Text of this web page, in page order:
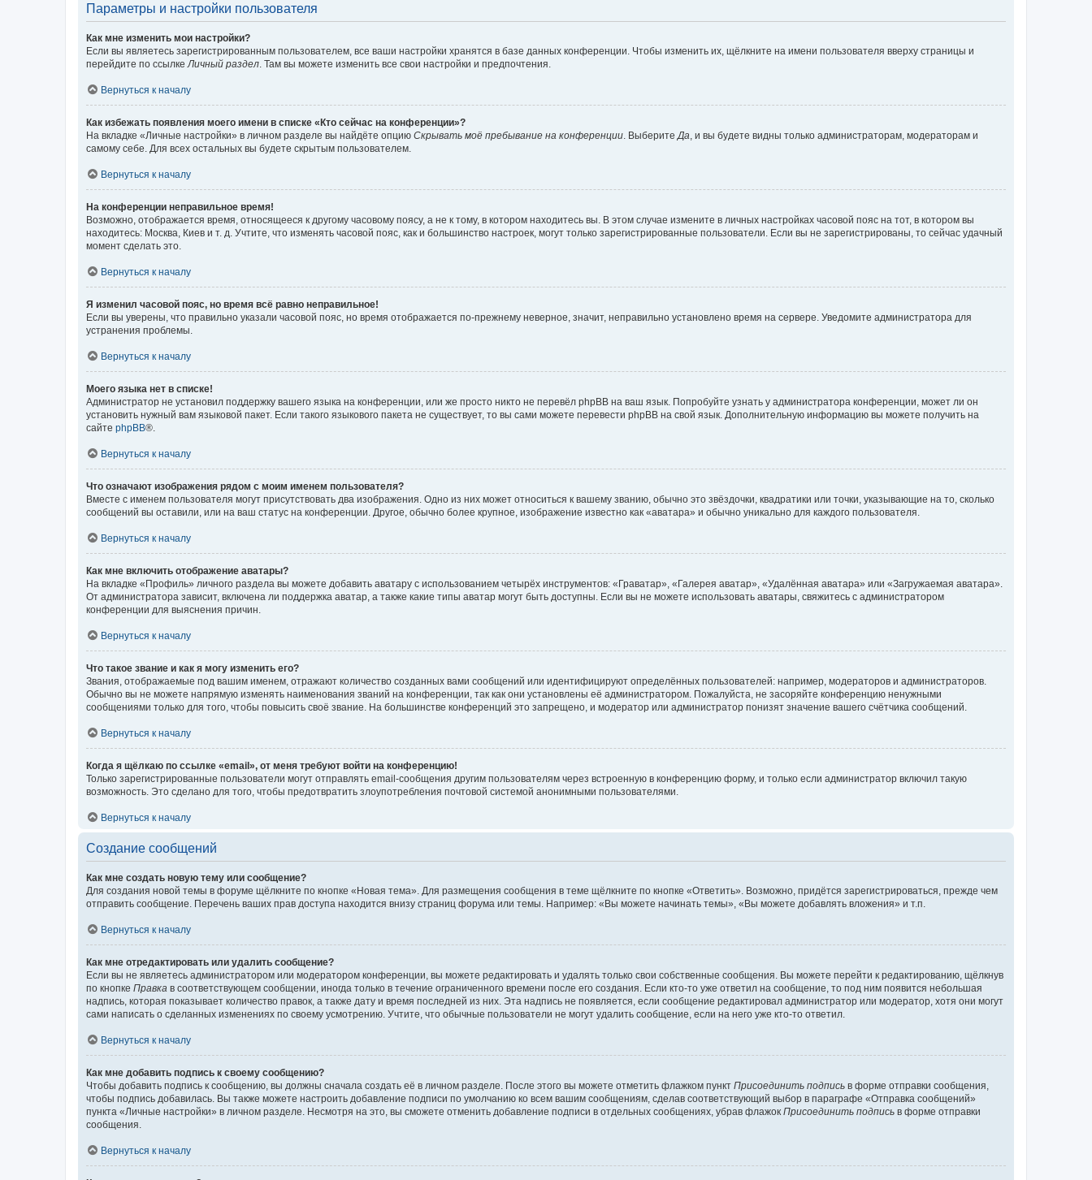
Параметры и настройки пользователя
Как мне изменить мои настройки?
Если вы являетесь зарегистрированным пользователем, все ваши настройки хранятся в базе данных конференции. Чтобы изменить их, щёлкните на имени пользователя вверху страницы и
перейдите по ссылке Личный раздел . Там вы можете изменить все свои настройки и предпочтения.
Вернуться к началу
Как избежать появления моего имени в списке «Кто сейчас на конференции»?
На вкладке «Личные настройки» в личном разделе вы найдёте опцию Скрывать моё пребывание на конференции . Выберите Да , и вы будете видны только администраторам, модераторам и
самому себе. Для всех остальных вы будете скрытым пользователем.
Вернуться к началу
На конференции неправильное время!
Возможно, отображается время, относящееся к другому часовому поясу, а не к тому, в котором находитесь вы. В этом случае измените в личных настройках часовой пояс на тот, в котором вы
находитесь: Москва, Киев и т. д. Учтите, что изменять часовой пояс, как и большинство настроек, могут только зарегистрированные пользователи. Если вы не зарегистрированы, то сейчас удачный
момент сделать это.
Вернуться к началу
Я изменил часовой пояс, но время всё равно неправильное!
Если вы уверены, что правильно указали часовой пояс, но время отображается по-прежнему неверное, значит, неправильно установлено время на сервере. Уведомите администратора для
устранения проблемы.
Вернуться к началу
Моего языка нет в списке!
Администратор не установил поддержку вашего языка на конференции, или же просто никто не перевёл phpBB на ваш язык. Попробуйте узнать у администратора конференции, может ли он
установить нужный вам языковой пакет. Если такого языкового пакета не существует, то вы сами можете перевести phpBB на свой язык. Дополнительную информацию вы можете получить на
сайте phpBB®.
Вернуться к началу
Что означают изображения рядом с моим именем пользователя?
Вместе с именем пользователя могут присутствовать два изображения. Одно из них может относиться к вашему званию, обычно это звёздочки, квадратики или точки, указывающие на то, сколько
сообщений вы оставили, или на ваш статус на конференции. Другое, обычно более крупное, изображение известно как «аватара» и обычно уникально для каждого пользователя.
Вернуться к началу
Как мне включить отображение аватары?
На вкладке «Профиль» личного раздела вы можете добавить аватару с использованием четырёх инструментов: «Граватар», «Галерея аватар», «Удалённая аватара» или «Загружаемая аватара».
От администратора зависит, включена ли поддержка аватар, а также какие типы аватар могут быть доступны. Если вы не можете использовать аватары, свяжитесь с администратором
конференции для выяснения причин.
Вернуться к началу
Что такое звание и как я могу изменить его?
Звания, отображаемые под вашим именем, отражают количество созданных вами сообщений или идентифицируют определённых пользователей: например, модераторов и администраторов.
Обычно вы не можете напрямую изменять наименования званий на конференции, так как они установлены её администратором. Пожалуйста, не засоряйте конференцию ненужными
сообщениями только для того, чтобы повысить своё звание. На большинстве конференций это запрещено, и модератор или администратор понизят значение вашего счётчика сообщений.
Вернуться к началу
Когда я щёлкаю по ссылке «email», от меня требуют войти на конференцию!
Только зарегистрированные пользователи могут отправлять email-сообщения другим пользователям через встроенную в конференцию форму, и только если администратор включил такую
возможность. Это сделано для того, чтобы предотвратить злоупотребления почтовой системой анонимными пользователями.
Вернуться к началу
Создание сообщений
Как мне создать новую тему или сообщение?
Для создания новой темы в форуме щёлкните по кнопке «Новая тема». Для размещения сообщения в теме щёлкните по кнопке «Ответить». Возможно, придётся зарегистрироваться, прежде чем
отправить сообщение. Перечень ваших прав доступа находится внизу страниц форума или темы. Например: «Вы можете начинать темы», «Вы можете добавлять вложения» и т.п.
Вернуться к началу
Как мне отредактировать или удалить сообщение?
Если вы не являетесь администратором или модератором конференции, вы можете редактировать и удалять только свои собственные сообщения. Вы можете перейти к редактированию, щёлкнув
по кнопке Правка в соответствующем сообщении, иногда только в течение ограниченного времени после его создания. Если кто-то уже ответил на сообщение, то под ним появится небольшая
надпись, которая показывает количество правок, а также дату и время последней из них. Эта надпись не появляется, если сообщение редактировал администратор или модератор, хотя они могут
сами написать о сделанных изменениях по своему усмотрению. Учтите, что обычные пользователи не могут удалить сообщение, если на него уже кто-то ответил.
Вернуться к началу
Как мне добавить подпись к своему сообщению?
Чтобы добавить подпись к сообщению, вы должны сначала создать её в личном разделе. После этого вы можете отметить флажком пункт Присоединить подпись в форме отправки сообщения,
чтобы подпись добавилась. Вы также можете настроить добавление подписи по умолчанию ко всем вашим сообщениям, сделав соответствующий выбор в параграфе «Отправка сообщений»
пункта «Личные настройки» в личном разделе. Несмотря на это, вы сможете отменить добавление подписи в отдельных сообщениях, убрав флажок Присоединить подпись в форме отправки
сообщения.
Вернуться к началу